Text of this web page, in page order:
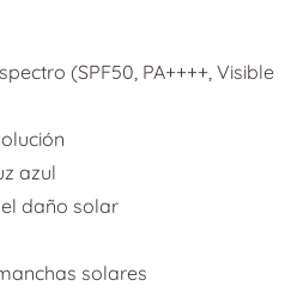
(SPF50, PA++++, Visible
azul
daño solar
solares